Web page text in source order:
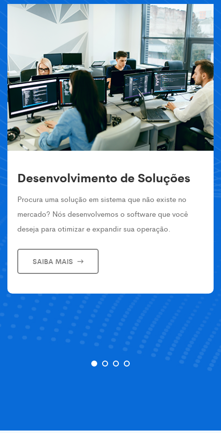
Desenvolvimento de Soluções
Procura uma solução em sistema que não existe no
mercado? Nós desenvolvemos o software que você
deseja para otimizar e expandir sua operação.
SAIBA MAIS